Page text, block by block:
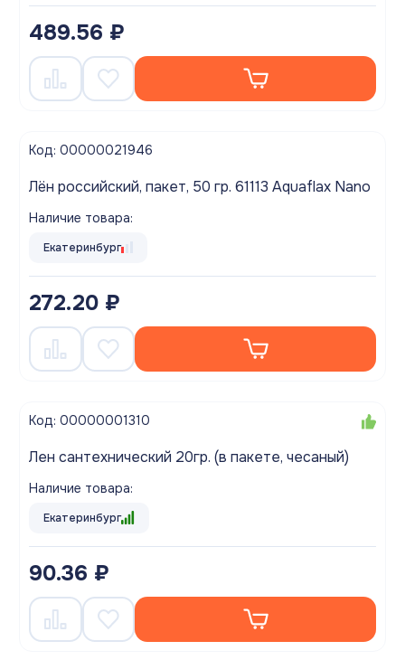
489.56 ₽
Код: 00000021946
Лён российский, пакет, 50 гр. 61113 Aquaflax Nano
Наличие товара:
Екатеринбург
272.20 ₽
Код: 00000001310
Лен сантехнический 20гр. (в пакете, чесаный)
Наличие товара:
Екатеринбург
90.36 ₽